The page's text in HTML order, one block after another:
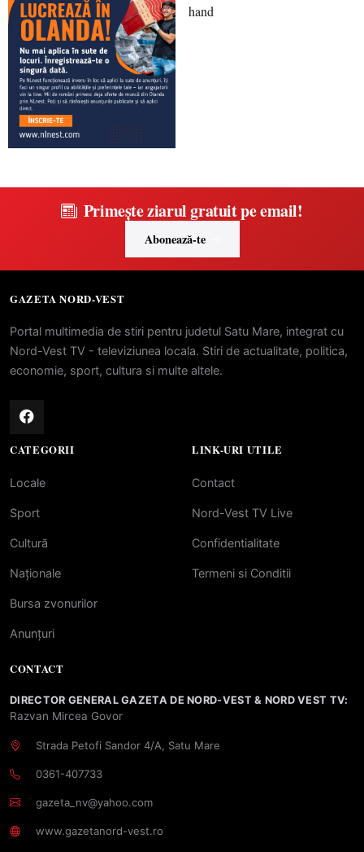
Primește ziarul gratuit pe email!
Abonează-te
GAZETA NORD-VEST
Portal multimedia de stiri pentru judetul Satu Mare, integrat cu
Nord-Vest TV - televiziunea locala. Stiri de actualitate, politica,
economie, sport, cultura si multe altele.
CATEGORII
Locale
Sport
Cultură
Naționale
Bursa zvonurilor
Anunțuri
LINK-URI UTILE
Contact
Nord-Vest TV Live
Confidentialitate
Termeni si Conditii
CONTACT
DIRECTOR GENERAL GAZETA DE NORD-VEST & NORD VEST TV:
Razvan Mircea Govor
Strada Petofi Sandor 4/A, Satu Mare
0361-407733
gazeta_nv@yahoo.com
www.gazetanord-vest.ro